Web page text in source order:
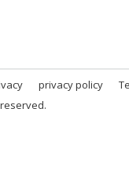
privacy policy